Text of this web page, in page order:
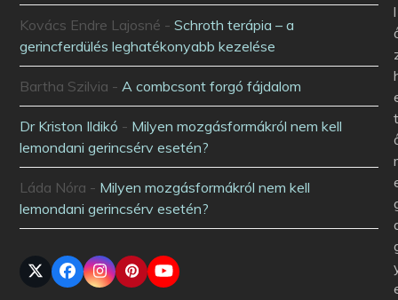
Kovács Endre Lajosné -Schroth terápia – a
gerincferdülés leghatékonyabb kezelése
Bartha Szilvia - A combcsont forgó fájdalom
Dr Kriston Ildikó - Milyen mozgásformákról nem kell
lemondani gerincsérv esetén?
Láda Nóra - Milyen mozgásformákról nem kell
lemondani gerincsérv esetén?
l